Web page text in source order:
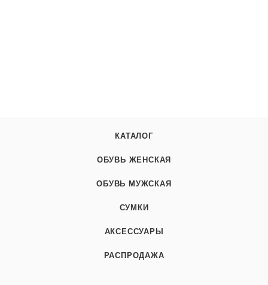
КАТАЛОГ
ОБУВЬ ЖЕНСКАЯ
ОБУВЬ МУЖСКАЯ
СУМКИ
АКСЕССУАРЫ
РАСПРОДАЖА